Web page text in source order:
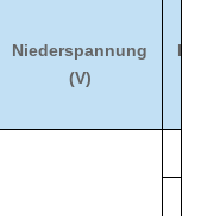
Niederspannung
(V)